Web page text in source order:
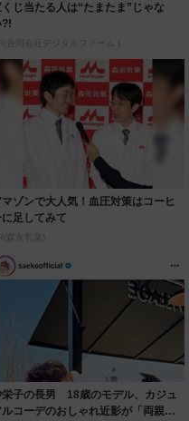
じ当たる人は“たまたま”じゃな
?!
合同会社デジタルファーム )
マゾンで大人気！血圧対策はコーヒ
に足してみて
森永乳業)
栄子の長男 18歳のモデル、カジュ
ルコーデのおしゃれ近影が「両親の